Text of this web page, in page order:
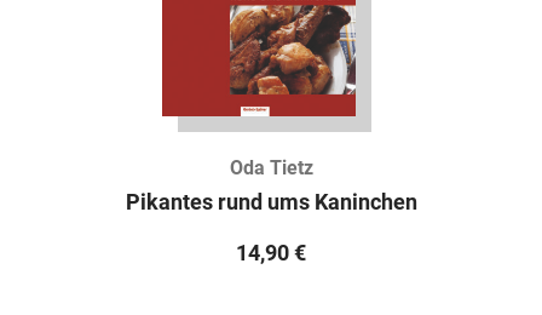
Oda Tietz
Pikantes rund ums Kaninchen
14,90 €